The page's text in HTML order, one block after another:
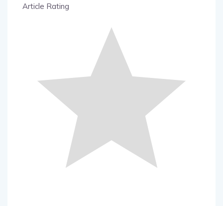
Article Rating